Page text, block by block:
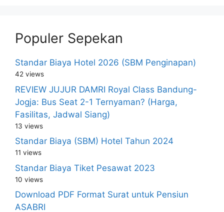
Populer Sepekan
Standar Biaya Hotel 2026 (SBM Penginapan)
42 views
REVIEW JUJUR DAMRI Royal Class Bandung-
Jogja: Bus Seat 2-1 Ternyaman? (Harga,
Fasilitas, Jadwal Siang)
13 views
Standar Biaya (SBM) Hotel Tahun 2024
11 views
Standar Biaya Tiket Pesawat 2023
10 views
Download PDF Format Surat untuk Pensiun
ASABRI